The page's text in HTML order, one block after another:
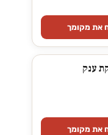
את מקומך
ענק
את מקומך